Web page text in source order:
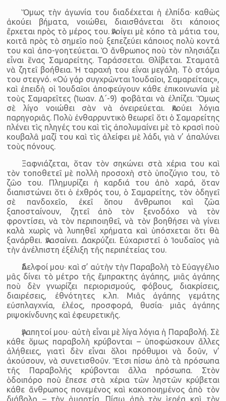
Ὅμως τὴν ἀγωνία του διαδέχεται ἡ ἐλπίδα· καθὼς
ἀκούει βήματα, νοιώθει, διαισθάνεται ὅτι κάποιος
ἔρχεται πρὸς τὸ μέρος του. Ἀνοίγει μὲ κόπο τὰ μάτια του,
κοιτᾶ πρὸς τὸ σημεῖο ποὺ ξεπεζεύει κάποιος πολὺ κοντά
του καὶ ἀπο-γοητεύεται. Ὁ ἄνθρωπος ποὺ τὸν πλησιάζει
εἶναι ἕνας Σαμαρείτης. Ταράσσεται. Θλίβεται. Σταματᾶ
νὰ ζητεῖ βοήθεια. Ἡ ταραχή του εἶναι μεγάλη. Τὸ στόμα
του στεγνό. «Οὐ γάρ συγχρῶνται Ἰουδαῖοι, Σαμαρείταις»,
καὶ ἐπειδὴ οἱ Ἰουδαῖοι ἀποφεύγουν κάθε ἐπικοινωνία μὲ
τοὺς Σαμαρεῖτες (Ἰωαν. Δ΄-9) φοβᾶται νὰ ἐλπίζει. Ὅμως
σὲ λίγο νοιώθει σὰν νὰ ὀνειρεύεται. Ἀκούει λόγια
παρηγοριᾶς. Πολὺ ἐνθαρρυντικὸ θεωρεῖ ὅτι ὁ Σαμαρείτης
πλένει τὶς πληγές του καὶ τὶς ἀπολυμαίνει μὲ τὸ κρασὶ ποὺ
κουβαλᾶ μαζί του καὶ τὶς ἀλείφει μὲ λάδι, γιὰ ν’ ἀπαλύνει
τοὺς πόνους.
Ξαφνιάζεται, ὅταν τὸν σηκώνει στὰ χέρια του καὶ
τὸν τοποθετεῖ μὲ πολλὴ προσοχὴ στὸ ὑποζύγιο του, τὸ
ζῶο του. Πλημυρίζει ἡ καρδιά του ἀπὸ χαρά, ὅταν
διαπιστώνει ὅτι ὁ ἐχθρός του, ὁ Σαμαρείτης, τὸν ὁδηγεῖ
σὲ πανδοχεῖο, ἐκεῖ ὅπου ἄνθρωποι καὶ ζῶα
ξαποσταίνουν, ζητεῖ ἀπὸ τὸν ξενοδόχο νὰ τὸν
φροντίσει, νὰ τὸν περιποιηθεῖ, νὰ τὸν βοηθήσει νὰ γίνει
καλὰ χωρὶς νὰ λυπηθεῖ χρήματα καὶ ὑπόσχεται ὅτι θὰ
ξανάρθει. Ἀνασαίνει. Δακρύζει. Εὐχαριστεῖ ὁ Ἰουδαῖος γιὰ
τὴν ἀνέλπιστη ἐξέλιξη τῆς περιπέτείας του.
Ἀδελφοί μου· καὶ σ’ αὐτὴν τὴν Παραβολὴ τὸ Εὐαγγέλιο
μᾶς δίνει τὸ μέτρο τῆς ἔμπρακτης ἀγάπης, μιᾶς ἀγάπης
ποὺ δὲν γνωρίζει περιορισμούς, φόβους, διακρίσεις,
διαιρέσεις, ἐθνότητες κ.λπ. Μιᾶς ἀγάπης γεμάτης
εὐσπλαγχνία, ἐλέος, προσφορά, θυσία· μιᾶς ἀγάπης
ριψοκίνδυνης καὶ ἐφευρετικῆς.
Ἀγαπητοί μου· αὐτὴ εἶναι μὲ λίγα λόγια ἡ Παραβολή. Σὲ
κάθε ὅμως παραβολὴ κρύβονται – ὑποφώσκουν ἄλλες
ἀλήθειες, γιατὶ δὲν εἶναι ὅλοι πρόθυμοι νὰ δοῦν, ν’
ἀκούσουν, νὰ συνετισθοῦν. Ἔτσι πίσω ἀπὸ τὰ πρόσωπα
τῆς Παραβολῆς κρύβονται ἄλλα πρόσωπα. Στὸν
ὁδοιπόρο ποὺ ἔπεσε στὰ χέρια τῶν ληστῶν κρύβεται
κάθε ἄνθρωπος πονεμένος καὶ κακοποιημένος ἀπὸ τὸν
διάβολο – τὴν ἁμαρτία. Πίσω ἀπὸ τὸν ἱερέα καὶ τὸν